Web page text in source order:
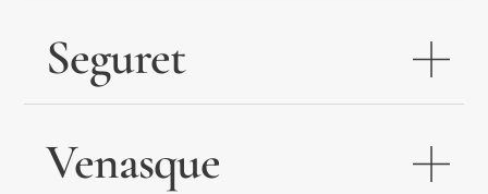
Seguret
Venasque